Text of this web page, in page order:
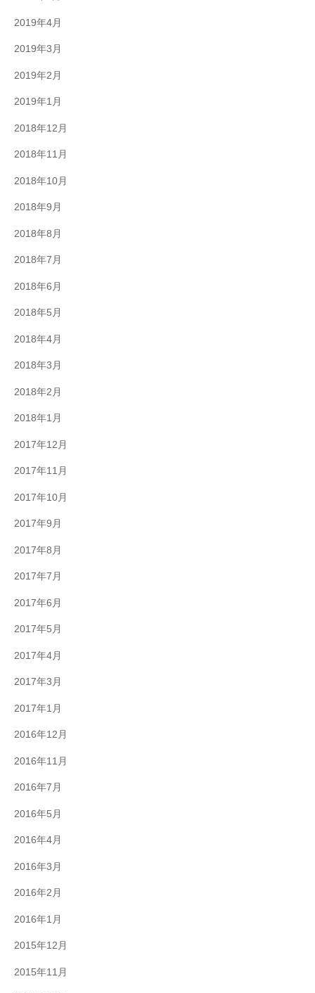
2019年4月
2019年3月
2019年2月
2019年1月
2018年12月
2018年11月
2018年10月
2018年9月
2018年8月
2018年7月
2018年6月
2018年5月
2018年4月
2018年3月
2018年2月
2018年1月
2017年12月
2017年11月
2017年10月
2017年9月
2017年8月
2017年7月
2017年6月
2017年5月
2017年4月
2017年3月
2017年1月
2016年12月
2016年11月
2016年7月
2016年5月
2016年4月
2016年3月
2016年2月
2016年1月
2015年12月
2015年11月